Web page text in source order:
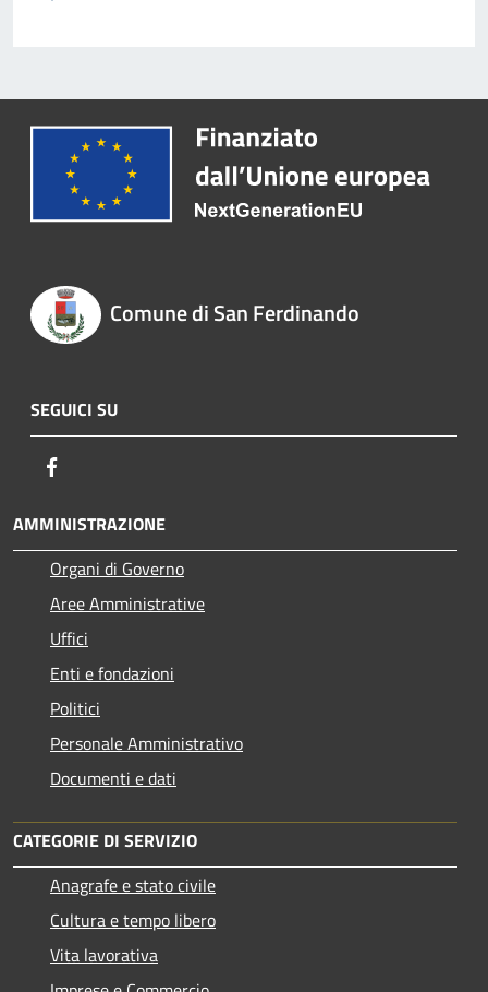
Comune di San Ferdinando
SEGUICI SU
AMMINISTRAZIONE
Organi di Governo
Aree Amministrative
Uffici
Enti e fondazioni
Politici
Personale Amministrativo
Documenti e dati
CATEGORIE DI SERVIZIO
Anagrafe e stato civile
Cultura e tempo libero
Vita lavorativa